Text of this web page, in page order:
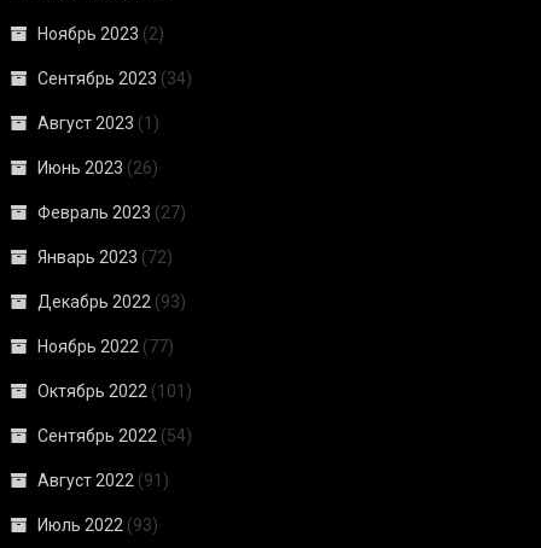
Ноябрь 2023 (2)
Сентябрь 2023 (34)
Август 2023 (1)
Июнь 2023 (26)
Февраль 2023 (27)
Январь 2023 (72)
Декабрь 2022 (93)
Ноябрь 2022 (77)
Октябрь 2022 (101)
Сентябрь 2022 (54)
Август 2022 (91)
Июль 2022 (93)